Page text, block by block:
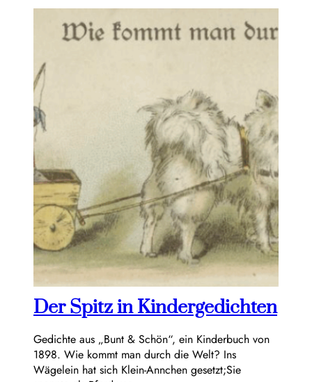
Der Spitz in Kindergedichten
Gedichte aus „Bunt & Schön“, ein Kinderbuch von
1898. Wie kommt man durch die Welt? Ins
Wägelein hat sich Klein-Annchen gesetzt;Sie